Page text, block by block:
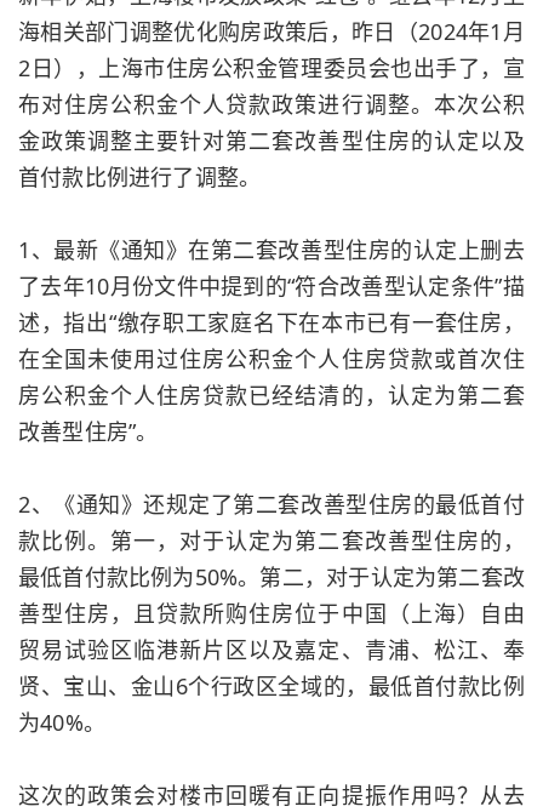
海相关部门调整优化购房政策后，昨日（2024年1月
2日），上海市住房公积金管理委员会也出手了，宣
布对住房公积金个人贷款政策进行调整。本次公积
金政策调整主要针对第二套改善型住房的认定以及
首付款比例进行了调整。
1、最新《通知》在第二套改善型住房的认定上删去
了去年10月份文件中提到的“符合改善型认定条件”描
述，指出“缴存职工家庭名下在本市已有一套住房，
在全国未使用过住房公积金个人住房贷款或首次住
房公积金个人住房贷款已经结清的，认定为第二套
改善型住房”。
2、《通知》还规定了第二套改善型住房的最低首付
款比例。第一，对于认定为第二套改善型住房的，
最低首付款比例为50%。第二，对于认定为第二套改
善型住房，且贷款所购住房位于中国（上海）自由
贸易试验区临港新片区以及嘉定、青浦、松江、奉
贤、宝山、金山6个行政区全域的，最低首付款比例
为40%。
这次的政策会对楼市回暖有正向提振作用吗？从去